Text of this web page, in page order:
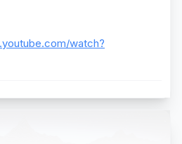
watch?